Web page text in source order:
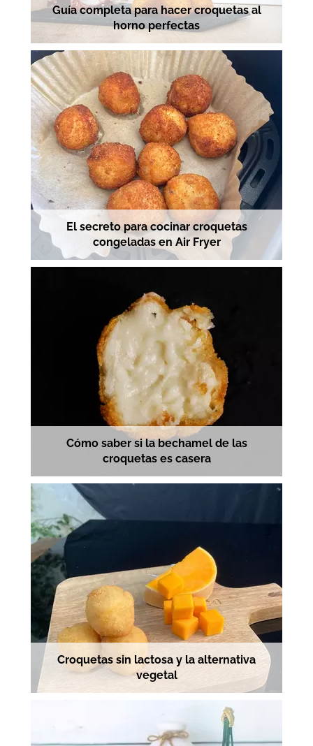
Guía completa para hacer croquetas al
horno perfectas
El secreto para cocinar croquetas
congeladas en Air Fryer
Cómo saber si la bechamel de las
croquetas es casera
Croquetas sin lactosa y la alternativa
vegetal